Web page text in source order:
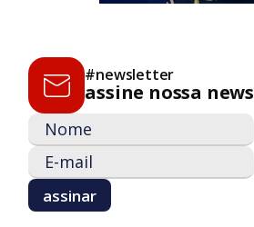
#newsletter
assine nossa news